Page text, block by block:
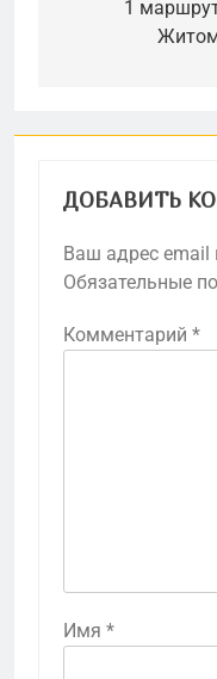
1
ДОБАВИТЬ
Ваш адрес email
Обязательные
Комментарий *
Имя *